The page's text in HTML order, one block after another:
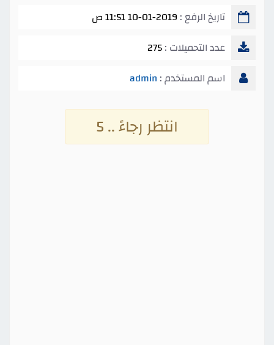
تاريخ الرفع :10-01-2019 11:51 ص
عدد التحميلات :275
اسم المستخدم : admin
انتظر رجاءً .. 4